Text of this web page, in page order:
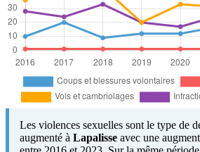
Les violences sexuelles sont le type de
augmenté à Lapalisse avec une